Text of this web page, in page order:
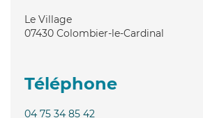
Le Village
07430 Colombier-le-Cardinal
Téléphone
04 75 34 85 42